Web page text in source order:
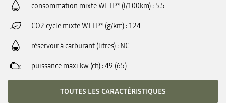
consommation mixte WLTP* (l/100km) 5.5
CO2 cycle mixte WLTP* (g/km) 124
réservoir à carburant (litres) NC
puissance maxi kw (ch) 49 (65)
TOUTES LES CARACTÉRISTIQUES